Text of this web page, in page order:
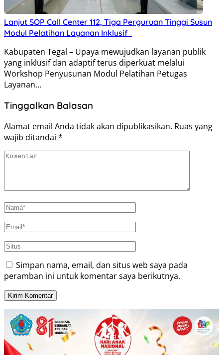
Lanjut SOP Call Center 112, Tiga Perguruan Tinggi Susun
Modul Pelatihan Layanan Inklusif
Kabupaten Tegal – Upaya mewujudkan layanan publik
yang inklusif dan adaptif terus diperkuat melalui
Workshop Penyusunan Modul Pelatihan Petugas
Layanan…
Tinggalkan Balasan
Alamat email Anda tidak akan dipublikasikan. Ruas yang
wajib ditandai *
Simpan nama, email, dan situs web saya pada
peramban ini untuk komentar saya berikutnya.